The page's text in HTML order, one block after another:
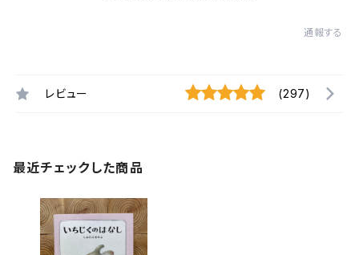
通報する
レビュー (297)
最近チェックした商品